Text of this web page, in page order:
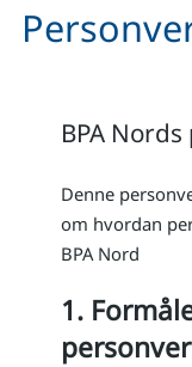
BPA
Denne
om hvordan
BPA Nord
1.